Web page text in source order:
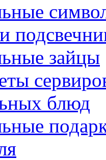
зайцы
блюд